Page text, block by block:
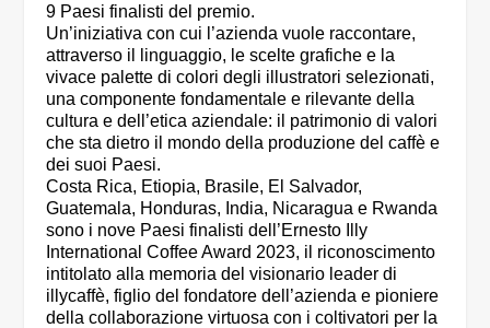
9 Paesi finalisti del premio.
Un’iniziativa con cui l’azienda vuole raccontare,
attraverso il linguaggio, le scelte grafiche e la
vivace palette di colori degli illustratori selezionati,
una componente fondamentale e rilevante della
cultura e dell’etica aziendale: il patrimonio di valori
che sta dietro il mondo della produzione del caffè e
dei suoi Paesi.
Costa Rica, Etiopia, Brasile, El Salvador,
Guatemala, Honduras, India, Nicaragua e Rwanda
sono i nove Paesi finalisti dell’Ernesto Illy
International Coffee Award 2023, il riconoscimento
intitolato alla memoria del visionario leader di
illycaffè, figlio del fondatore dell’azienda e pioniere
della collaborazione virtuosa con i coltivatori per la